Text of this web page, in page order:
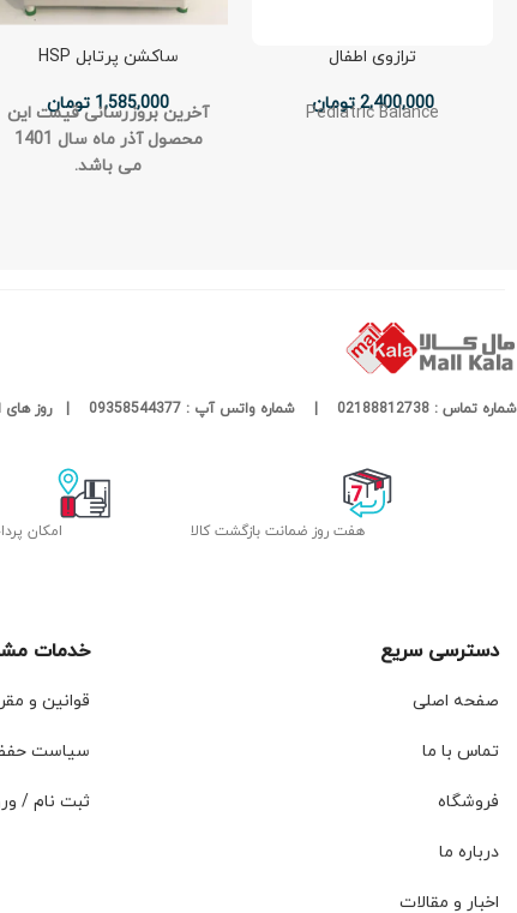
ترازوی اطفال
2,400,000 تومان
Pediatric Balance
ساكشن پرتابل HSP
1,585,000 تومان
آخرین بروزرسانی قیمت این
محصول آذر ماه سال 1401
می باشد.
شماره تماس : 02188812738 | شماره واتس آپ : 09358544377 | روز های اداری پاسخگوی شما هستیم
هفت روز ضمانت بازگشت کالا امکان
دسترسی سریع
صفحه اصلی
تماس با ما
فروشگاه
درباره ما
اخبار و مقالات
خدمات
قوانین و
سیاست
ثبت نام /